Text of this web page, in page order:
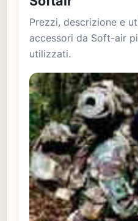
Prezzi, descrizione e
accessori da Soft-air
utilizzati.